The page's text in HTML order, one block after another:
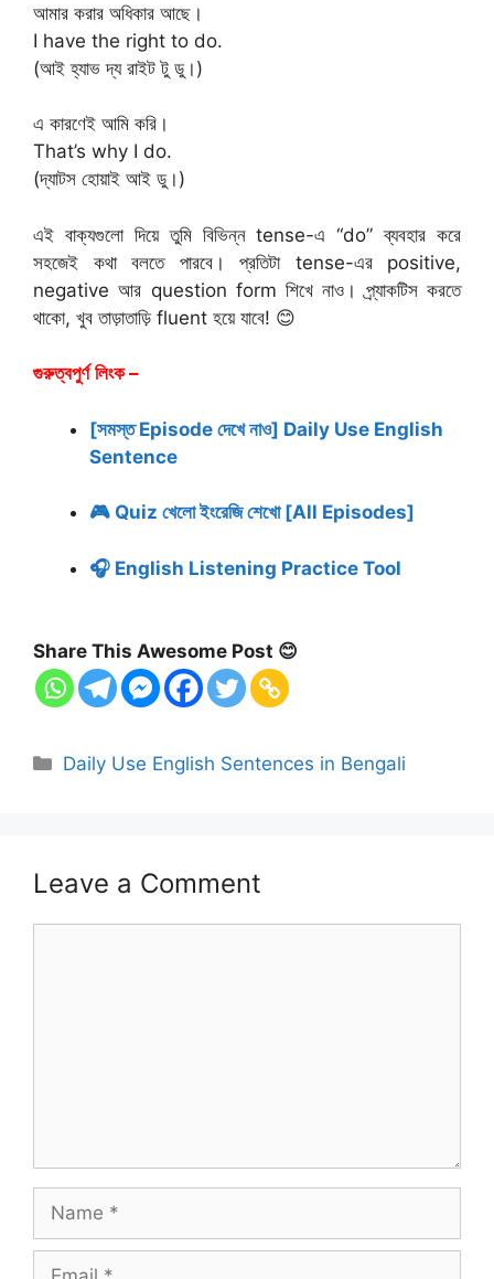
আমার করার অধিকার আছে।
I have the right to do.
(আই হ্যাভ দ্য রাইট টু ডু।)
এ কারণেই আমি করি।
That’s why I do.
(দ্যাটস হোয়াই আই ডু।)
এই বাক্যগুলো দিয়ে তুমি বিভিন্ন tense-এ “do” ব্যবহার করে
সহজেই কথা বলতে পারবে। প্রতিটা tense-এর positive,
negative আর question form শিখে নাও। প্র্যাকটিস করতে
থাকো, খুব তাড়াতাড়ি fluent হয়ে যাবে! 😊
গুরুত্বপুর্ণ লিংক –
[সমস্ত Episode দেখে নাও] Daily Use English
Sentence
🎮 Quiz খেলো ইংরেজি শেখো [All Episodes]
🎧 English Listening Practice Tool
Share This Awesome Post 😊
Categories
Daily Use English Sentences in Bengali
Leave a Comment
Name
Email